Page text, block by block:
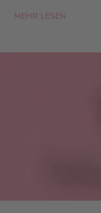
MEHR LESEN